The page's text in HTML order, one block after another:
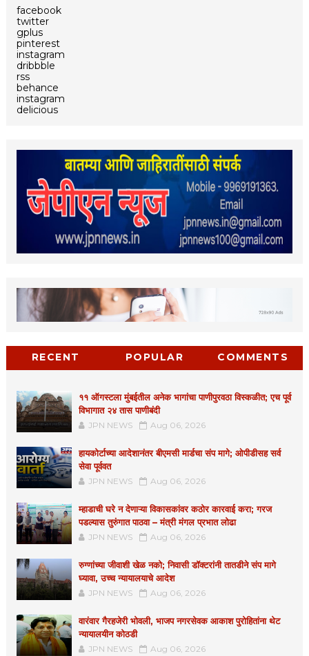
facebook
twitter
gplus
pinterest
instagram
dribbble
rss
behance
instagram
delicious
RECENT POPULAR COMMENTS
११ ऑगस्टला मुंबईतील अनेक भागांचा पाणीपुरवठा विस्कळीत; एच पूर्व
विभागात २४ तास पाणीबंदी
JPN NEWS Aug 06, 2026
हायकोर्टाच्या आदेशानंतर बीएमसी मार्डचा संप मागे; ओपीडीसह सर्व
सेवा पूर्ववत
JPN NEWS Aug 06, 2026
म्हाडाची घरे न देणाऱ्या विकासकांवर कठोर कारवाई करा; गरज
पडल्यास तुरुंगात पाठवा – मंत्री मंगल प्रभात लोढा
JPN NEWS Aug 06, 2026
रुग्णांच्या जीवाशी खेळ नको; निवासी डॉक्टरांनी तातडीने संप मागे
घ्यावा, उच्च न्यायालयाचे आदेश
JPN NEWS Aug 06, 2026
वारंवार गैरहजेरी भोवली, भाजप नगरसेवक आकाश पुरोहितांना थेट
न्यायालयीन कोठडी
JPN NEWS Aug 06, 2026